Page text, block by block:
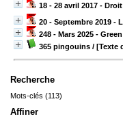
18 - 28 avril 2017 -
20 - Septembre 2019 -
248 - Mars 2025 -
365 pingouins / [Texte
Recherche
Mots-clés (113)
Affiner